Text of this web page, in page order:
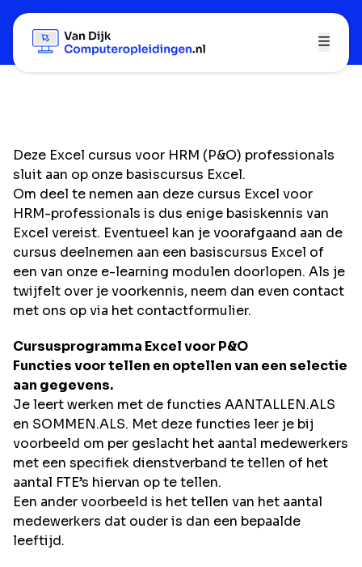
Deze Excel cursus voor HRM (P&O) professionals
sluit aan op onze basiscursus Excel.
Om deel te nemen aan deze cursus Excel voor
HRM-professionals is dus enige basiskennis van
Excel vereist. Eventueel kan je voorafgaand aan de
cursus deelnemen aan een basiscursus Excel of
een van onze e-learning modulen doorlopen. Als je
twijfelt over je voorkennis, neem dan even contact
met ons op via het contactformulier.
Cursusprogramma Excel voor P&O
Functies voor tellen en optellen van een selectie
aan gegevens.
Je leert werken met de functies AANTALLEN.ALS
en SOMMEN.ALS. Met deze functies leer je bij
voorbeeld om per geslacht het aantal medewerkers
met een specifiek dienstverband te tellen of het
aantal FTE’s hiervan op te tellen.
Een ander voorbeeld is het tellen van het aantal
medewerkers dat ouder is dan een bepaalde
leeftijd.